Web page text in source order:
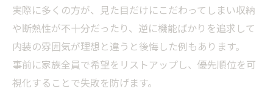
実際に多くの方が、見た目だけにこだわってしまい収納
や断熱性が不十分だったり、逆に機能ばかりを追求して
内装の雰囲気が理想と違うと後悔した例もあります。
事前に家族全員で希望をリストアップし、優先順位を可
視化することで失敗を防げます。